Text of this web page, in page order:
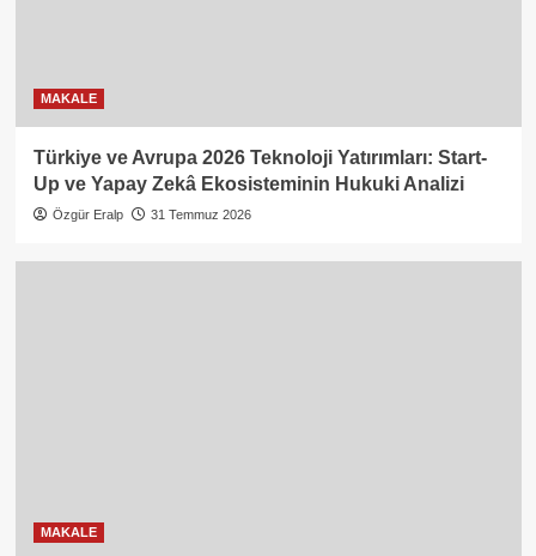
MAKALE
Türkiye ve Avrupa 2026 Teknoloji Yatırımları: Start-
Up ve Yapay Zekâ Ekosisteminin Hukuki Analizi
Özgür Eralp 31 Temmuz 2026
MAKALE